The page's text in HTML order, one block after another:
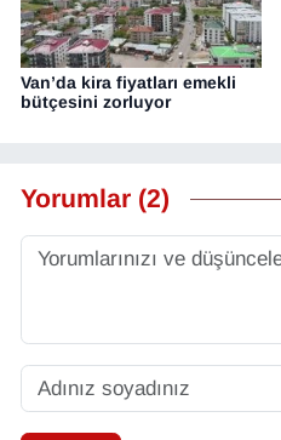
Van’da kira fiyatları emekli
bütçesini zorluyor
Yorumlar (2)